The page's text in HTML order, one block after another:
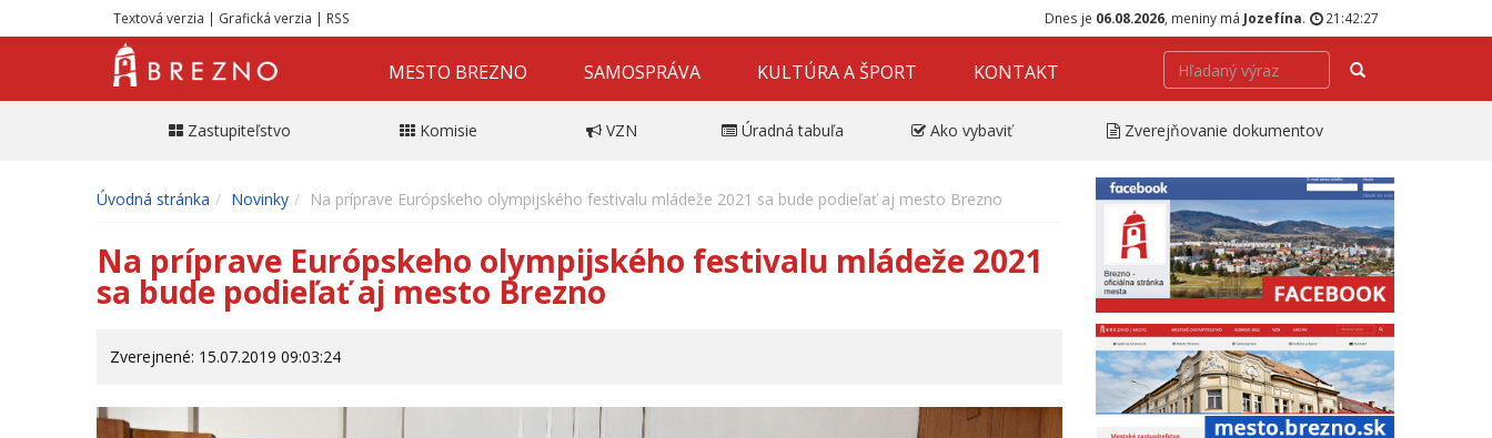
Textová verzia | Grafická verzia | RSS Dnes je 06.08.2026 , meniny má Jozefína. 21:42:28
MESTO BREZNO SAMOSPRÁVA KULTÚRA A ŠPORT KONTAKT Hľadať
Zastupiteľstvo Komisie VZN Úradná tabuľa Ako vybaviť Zverejňovanie dokumentov
Úvodná stránka Novinky Na príprave Európskeho olympijského festivalu mládeže 2021 sa bude podieľať aj mesto Brezno
Na príprave Európskeho olympijského festivalu mládeže 2021
sa bude podieľať aj mesto Brezno
Zverejnené: 15.07.2019 09:03:24